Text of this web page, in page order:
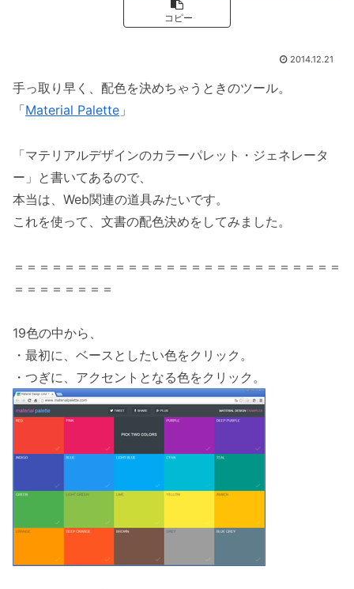
コピー
2014.12.21
手っ取り早く、配色を決めちゃうときのツール。
「Material Palette 」
「マテリアルデザインのカラーパレット・ジェネレータ
ー」と書いてあるので、
本当は、Web関連の道具みたいです。
これを使って、文書の配色決めをしてみました。
＝＝＝＝＝＝＝＝＝＝＝＝＝＝＝＝＝＝＝＝＝＝＝＝＝＝
＝＝＝＝＝＝＝＝
19色の中から、
・最初に、ベースとしたい色をクリック。
・つぎに、アクセントとなる色をクリック。